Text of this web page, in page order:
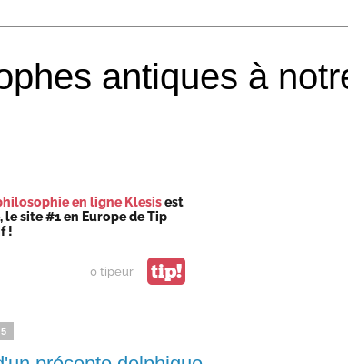
antiques à
en ligne Klesisest
le site #1 en Europe de Tip
!
0 tipeur tip!